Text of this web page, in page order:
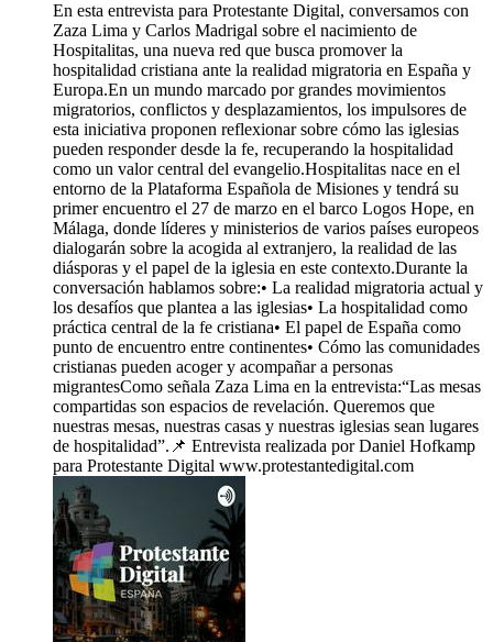
En esta entrevista para Protestante Digital, conversamos con
Zaza Lima y Carlos Madrigal sobre el nacimiento de
Hospitalitas, una nueva red que busca promover la
hospitalidad cristiana ante la realidad migratoria en España y
Europa.En un mundo marcado por grandes movimientos
migratorios, conflictos y desplazamientos, los impulsores de
esta iniciativa proponen reflexionar sobre cómo las iglesias
pueden responder desde la fe, recuperando la hospitalidad
como un valor central del evangelio.Hospitalitas nace en el
entorno de la Plataforma Española de Misiones y tendrá su
primer encuentro el 27 de marzo en el barco Logos Hope, en
Málaga, donde líderes y ministerios de varios países europeos
dialogarán sobre la acogida al extranjero, la realidad de las
diásporas y el papel de la iglesia en este contexto.Durante la
conversación hablamos sobre:• La realidad migratoria actual y
los desafíos que plantea a las iglesias• La hospitalidad como
práctica central de la fe cristiana• El papel de España como
punto de encuentro entre continentes• Cómo las comunidades
cristianas pueden acoger y acompañar a personas
migrantesComo señala Zaza Lima en la entrevista:“Las mesas
compartidas son espacios de revelación. Queremos que
nuestras mesas, nuestras casas y nuestras iglesias sean lugares
de hospitalidad”.📌 Entrevista realizada por Daniel Hofkamp
para Protestante Digital www.protestantedigital.com